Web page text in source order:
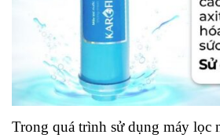
Trong quá trình sử dụng máy lọc